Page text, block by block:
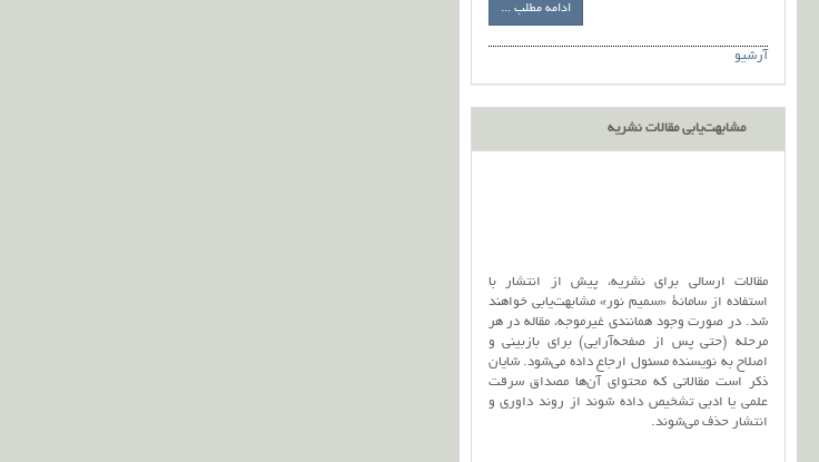
ادامه مطلب ...
آرشیو
مشابهت‌یابی مقالات نشریه
مقالات ارسالی برای نشریه، پیش از انتشار با
استفاده از سامانۀ «سمیم نور» مشابهت‌یابی خواهند
شد. در صورت وجود همانندی غیرموجه، مقاله در هر
مرحله (حتی پس از صفحه‌آرایی) برای بازبینی و
اصلاح به نویسنده مسئول ارجاع داده می‌شود. شایان
ذکر است مقالاتی که محتوای آن‌ها مصداق سرقت
علمی یا ادبی تشخیص داده شوند از روند داوری و
انتشار حذف می‌شوند.